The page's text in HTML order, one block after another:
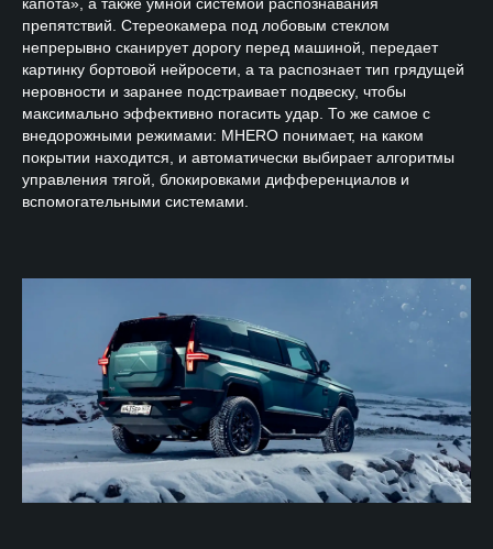
препятствий. Стереокамера под лобовым стеклом
непрерывно сканирует дорогу перед машиной, передает
картинку бортовой нейросети, а та распознает тип грядущей
неровности и заранее подстраивает подвеску, чтобы
максимально эффективно погасить удар. То же самое с
внедорожными режимами: MHERO понимает, на каком
покрытии находится, и автоматически выбирает алгоритмы
управления тягой, блокировками дифференциалов и
вспомогательными системами.